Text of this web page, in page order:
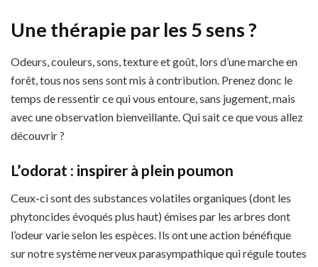
Une thérapie par les 5 sens ?
Odeurs, couleurs, sons, texture et goût, lors d’une marche en
forêt, tous nos sens sont mis à contribution. Prenez donc le
temps de ressentir ce qui vous entoure, sans jugement, mais
avec une observation bienveillante. Qui sait ce que vous allez
découvrir ?
L’odorat : inspirer à plein poumon
Ceux-ci sont des substances volatiles organiques (dont les
phytoncides évoqués plus haut) émises par les arbres dont
l’odeur varie selon les espèces. Ils ont une action bénéfique
sur notre système nerveux parasympathique qui régule toutes